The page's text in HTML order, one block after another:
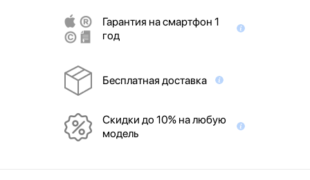
Гарантия на смартфон 1
год
Бесплатная доставка
Скидки до 10% на любую
модель